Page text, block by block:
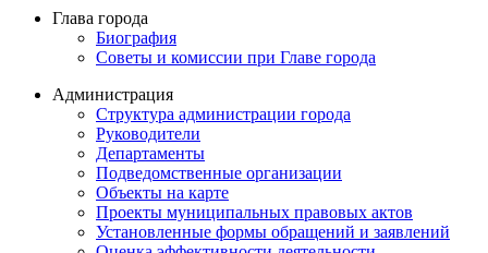
Глава города
Биография
Советы и комиссии при Главе города
Администрация
Структура администрации города
Руководители
Департаменты
Подведомственные организации
Объекты на карте
Проекты муниципальных правовых актов
Установленные формы обращений и заявлений